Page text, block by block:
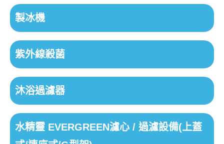
製冰機
紫外線殺菌
沐浴過濾器
水精靈 EVERGREEN濾心 / 過濾設備(上蓋